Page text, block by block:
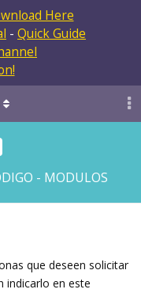
Here
- Quick Guide
- MODULOS
que deseen solicitar
indicarlo en este